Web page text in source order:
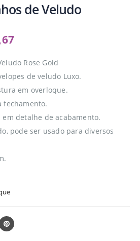
de Veludo
Rose Gold
de veludo Luxo.
em overloque.
fechamento.
detalhe de acabamento.
pode ser usado para diversos